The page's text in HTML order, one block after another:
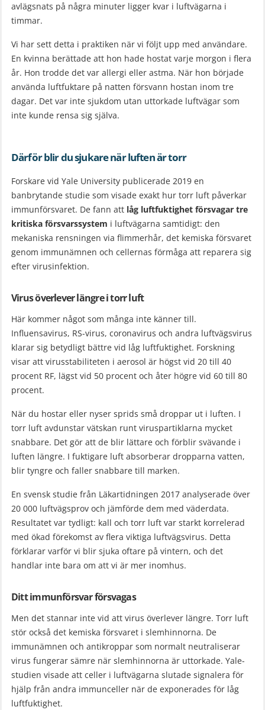
avlägsnats på några minuter ligger kvar i luftvägarna i
timmar.
Vi har sett detta i praktiken när vi följt upp med användare.
En kvinna berättade att hon hade hostat varje morgon i flera
år. Hon trodde det var allergi eller astma. När hon började
använda luftfuktare på natten försvann hostan inom tre
dagar. Det var inte sjukdom utan uttorkade luftvägar som
inte kunde rensa sig själva.
Därför blir du sjukare när luften är torr
Forskare vid Yale University publicerade 2019 en
banbrytande studie som visade exakt hur torr luft påverkar
immunförsvaret. De fann att låg luftfuktighet försvagar tre
kritiska försvarssystem i luftvägarna samtidigt: den
mekaniska rensningen via flimmerhår, det kemiska försvaret
genom immunämnen och cellernas förmåga att reparera sig
efter virusinfektion.
Virus överlever längre i torr luft
Här kommer något som många inte känner till.
Influensavirus, RS-virus, coronavirus och andra luftvägsvirus
klarar sig betydligt bättre vid låg luftfuktighet. Forskning
visar att virusstabiliteten i aerosol är högst vid 20 till 40
procent RF, lägst vid 50 procent och åter högre vid 60 till 80
procent.
När du hostar eller nyser sprids små droppar ut i luften. I
torr luft avdunstar vätskan runt viruspartiklarna mycket
snabbare. Det gör att de blir lättare och förblir svävande i
luften längre. I fuktigare luft absorberar dropparna vatten,
blir tyngre och faller snabbare till marken.
En svensk studie från Läkartidningen 2017 analyserade över
20 000 luftvägsprov och jämförde dem med väderdata.
Resultatet var tydligt: kall och torr luft var starkt korrelerad
med ökad förekomst av flera viktiga luftvägsvirus. Detta
förklarar varför vi blir sjuka oftare på vintern, och det
handlar inte bara om att vi är mer inomhus.
Ditt immunförsvar försvagas
Men det stannar inte vid att virus överlever längre. Torr luft
stör också det kemiska försvaret i slemhinnorna. De
immunämnen och antikroppar som normalt neutraliserar
virus fungerar sämre när slemhinnorna är uttorkade. Yale-
studien visade att celler i luftvägarna slutade signalera för
hjälp från andra immunceller när de exponerades för låg
luftfuktighet.